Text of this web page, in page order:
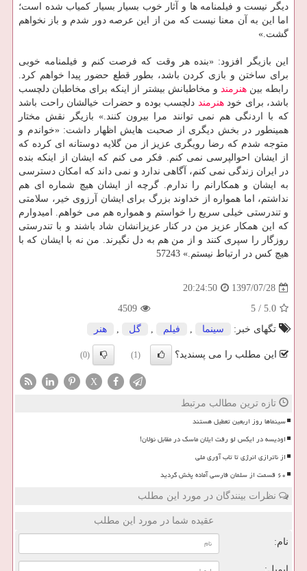
دیگر نیست و فیلمنامه ها و آثار خوب بسیار بسیار كمیاب شده است؛
اما این به آن معنا نیست كه من از این عرصه دور شدم و باز نخواهم
گشت.»
این بازیگر افزود: «بنده هر وقت كه فرصت كنم و فیلمنامه خوبی
برای ساختن و بازی كردن باشد، بطور قطع حضور پیدا خواهم كرد.
رابطه بینهنرمند و مخاطبانش بیشتر از اینكه برای مخاطبان دلچسب
باشد، برای خودهنرمند دلچسب بوده و حضرات خیالشان راحت باشد
كه با اردنگی هم نمی توانند مرا بیرون كنند.» بازیگر نقش مختار
همینطور در بخش دیگری از صحبت هایش اظهار داشت: «خواندم و
متوجه شدم كه رضا رویگری عزیز از من گلایه دوستانه ای كرده كه
از ایشان احوالپرسی نمی كنم. فكر می كنم كه ایشان از اینكه بنده
در ایران زندگی نمی كنم، آگاهی ندارد و نمی داند كه امكان دسترسی
به ایشان و همكارانم را ندارم. گرچه از ایشان هیچ شماره ای هم
نداشتم، اما همواره از خداوند بزرگ برای ایشان آرزوی خیر، سلامتی
و تندرستی خیلی سریع را خواستم و همواره هم می خواهم. امیدوارم
كه این همكار عزیز من در كنار عزیزانشان شاد باشند و با تندرستی
روزگار را سپری كنند و از من هم به دل نگیرند. من نه با ایشان كه با
هیچ كس در ارتباط نیستم.» 57243
1397/07/28
20:24:50
5.0
/
5
4509
تگهای خبر:
سینما , فیلم , گل , هنر
این مطلب را می پسندید؟ (1)
(0)
X
تازه ترین مطالب مرتبط
سینماها روز اربعین تعطیل هستند
اودیسه در ایکس لو رفت ایلان ماسک در مقابل نولان!
از ناترازی انرژی تا تاب آوری ملی
۶۰ قسمت از سلمان فارسی آماده پخش گردید
نظرات بینندگان در مورد این مطلب
عقیده شما در مورد این مطلب
نام: